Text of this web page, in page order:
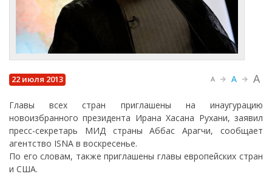
22 июля 2013 A A A
Главы всех стран приглашены на инаугурацию
новоизбранного президента Ирана Хасана Рухани, заявил
пресс-секретарь МИД страны Аббас Арагчи, сообщает
агентство ISNA в воскресенье.
По его словам, также приглашены главы европейских стран
и США.